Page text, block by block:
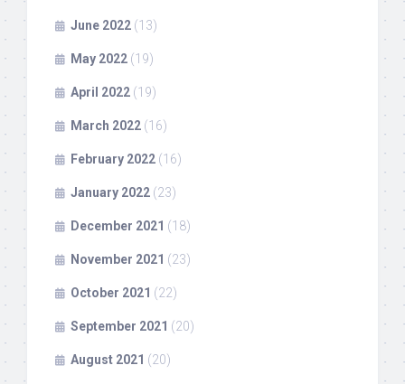
June 2022 (13)
May 2022 (19)
April 2022 (19)
March 2022 (16)
February 2022 (16)
January 2022 (23)
December 2021 (18)
November 2021 (23)
October 2021 (22)
September 2021 (20)
August 2021 (20)